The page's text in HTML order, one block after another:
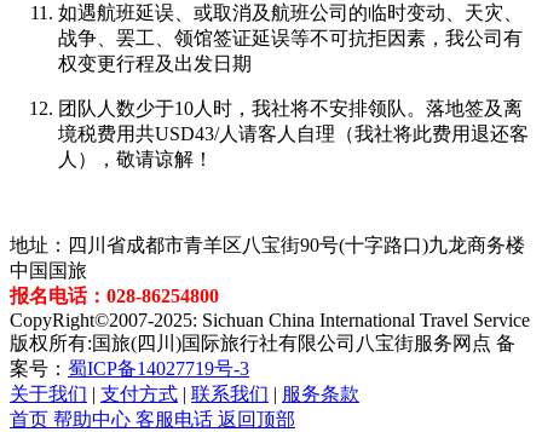
如遇航班延误、或取消及航班公司的临时变动、天灾、
战争、罢工、领馆签证延误等不可抗拒因素，我公司有
权变更行程及出发日期
团队人数少于10人时，我社将不安排领队。落地签及离
境税费用共USD43/人请客人自理（我社将此费用退还客
人），敬请谅解！
地址：四川省成都市青羊区八宝街90号(十字路口)九龙商务楼
中国国旅
报名电话：028-86254800
CopyRight©2007-2025: Sichuan China International Travel Service
版权所有:国旅(四川)国际旅行社有限公司八宝街服务网点 备
案号： 蜀ICP备14027719号-3
关于我们 | 支付方式 | 联系我们 | 服务条款
首页 帮助中心 客服电话 返回顶部